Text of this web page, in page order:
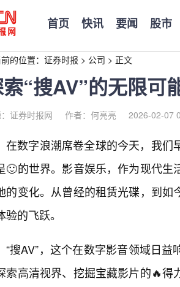
首页 快讯 要闻 股市
的位置： 证券时报 > 公司 > 正文
“搜AV”的无限可
证券时报网 作者：何亮亮 2026-02-07
在数字浪潮席卷全球的今天，我们
🙂的世界。影音娱乐，作为现代
的变化。从曾经的租赁光碟，到
验的飞跃。
“搜AV”，这个在数字影音领域日
索高清视界、挖掘宝藏影片的🔥